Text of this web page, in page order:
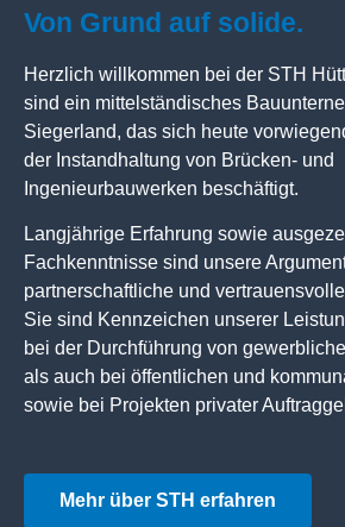
Von Grund auf solide.
Herzlich willkommen bei der STH
sind ein mittelständisches
Siegerland, das sich heute
der Instandhaltung von Brücken- und
Ingenieurbauwerken beschäftigt.
Langjährige Erfahrung sowie
Fachkenntnisse sind unsere
partnerschaftliche und
Sie sind Kennzeichen unserer
bei der Durchführung von
als auch bei öffentlichen und
sowie bei Projekten privater
Mehr über STH erfahren